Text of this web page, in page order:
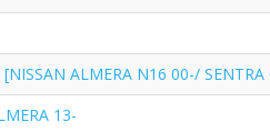
ALMERA N16 00-/ SENTRA
13-